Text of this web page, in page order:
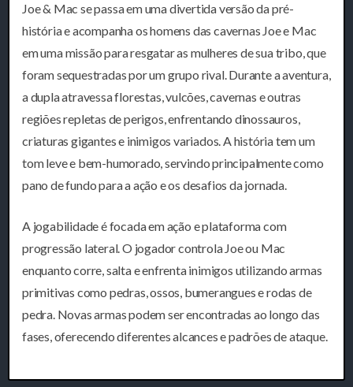
Joe & Mac se passa em uma divertida versão da pré-
história e acompanha os homens das cavernas Joe e Mac
em uma missão para resgatar as mulheres de sua tribo, que
foram sequestradas por um grupo rival. Durante a aventura,
a dupla atravessa florestas, vulcões, cavernas e outras
regiões repletas de perigos, enfrentando dinossauros,
criaturas gigantes e inimigos variados. A história tem um
tom leve e bem-humorado, servindo principalmente como
pano de fundo para a ação e os desafios da jornada.
A jogabilidade é focada em ação e plataforma com
progressão lateral. O jogador controla Joe ou Mac
enquanto corre, salta e enfrenta inimigos utilizando armas
primitivas como pedras, ossos, bumerangues e rodas de
pedra. Novas armas podem ser encontradas ao longo das
fases, oferecendo diferentes alcances e padrões de ataque.